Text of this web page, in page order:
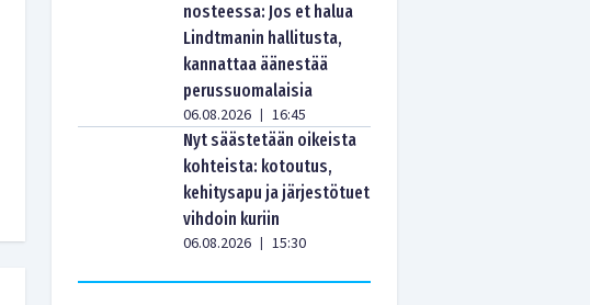
nosteessa: Jos et halua
Lindtmanin hallitusta,
kannattaa äänestää
perussuomalaisia
06.08.2026 | 16:45
Nyt säästetään oikeista
kohteista: kotoutus,
kehitysapu ja järjestötuet
vihdoin kuriin
06.08.2026 | 15:30